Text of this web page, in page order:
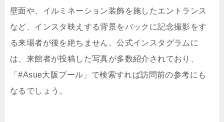
壁面や、イルミネーション装飾を施したエントランス
など、インスタ映えする背景をバックに記念撮影をす
る来場者が後を絶ちません。公式インスタグラムに
は、来館者が投稿した写真が多数紹介されており、
「#Asue大阪プール」で検索すれば訪問前の参考にも
なるでしょう。